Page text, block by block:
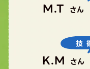
M.T さん
技
K.M さん